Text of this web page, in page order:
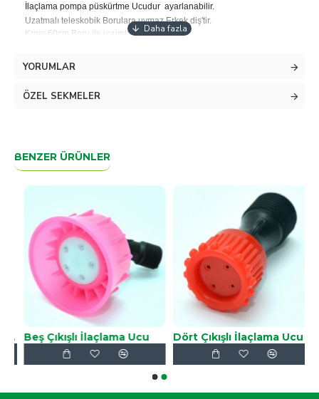
İlaçlama pompa püskürtme Ucudur ayarlanabilir.
Uzatmalı teleskobik Borulara uymaz Erkek diş'tir.
Krom 60cm Boru ile uyumludur.
YORUMLAR
ÖZEL SEKMELER
BENZER ÜRÜNLER
Beş Çıkışlı İlaçlama Ucu Dört Çıkışlı İlaçlama Ucu